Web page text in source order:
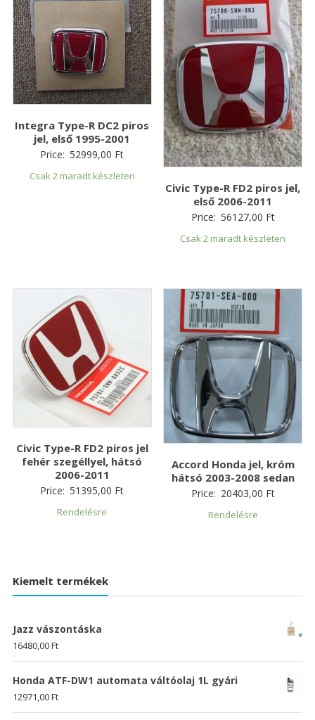
Integra Type-R DC2 piros
jel, első 1995-2001
Price: 52999,00 Ft
Csak 2 maradt készleten
Civic Type-R FD2 piros jel,
első 2006-2011
Price: 56127,00 Ft
Csak 2 maradt készleten
Civic Type-R FD2 piros jel
fehér szegéllyel, hátsó
2006-2011
Price: 51395,00 Ft
Rendelésre
Accord Honda jel, króm
hátsó 2003-2008 sedan
Price: 20403,00 Ft
Rendelésre
Kiemelt termékek
Jazz vászontáska
16480,00Ft
Honda ATF-DW1 automata váltóolaj 1L gyári
12971,00Ft